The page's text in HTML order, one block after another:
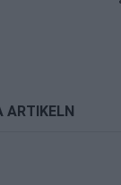
ARTIKELN